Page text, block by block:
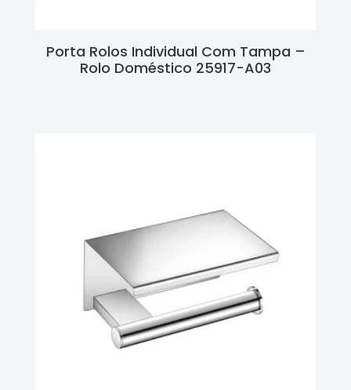
Porta Rolos Individual Com Tampa –
Rolo Doméstico 25917-A03